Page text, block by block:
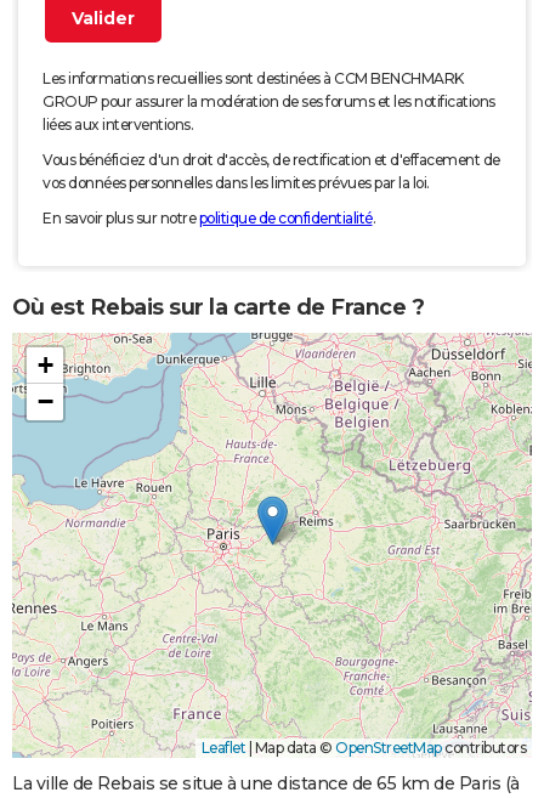
Les informations recueillies sont destinées à CCM BENCHMARK
GROUP pour assurer la modération de ses forums et les notifications
liées aux interventions.
Vous bénéficiez d'un droit d'accès, de rectification et d'effacement de
vos données personnelles dans les limites prévues par la loi.
En savoir plus sur notrepolitique de confidentialité.
Où est Rebais sur la carte de France ?
+
−
Leaflet Map data © OpenStreetMapcontributors
La ville de Rebais se situe à une distance de 65 km de Paris (à